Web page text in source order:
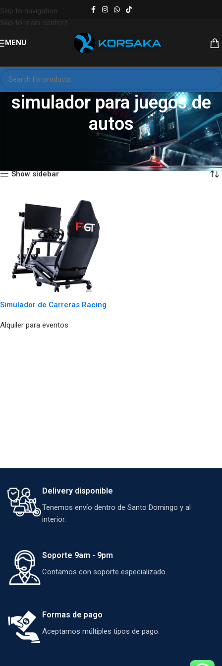
Skip to navigation
Skip to main content
MENU
simulador para juegos de
autos
Productos etiquetados “simulador para juegos de autos”
Show sidebar
Simulador de Carreras Racing
Alquiler para eventos
Delivery disponible
Tenemos envío dentro de Santo Domingo y al
interior.
Soporte 9am - 9pm
Contamos con soporte especializado.
Formas de pago
Aceptamos múltiples tipos de pago.